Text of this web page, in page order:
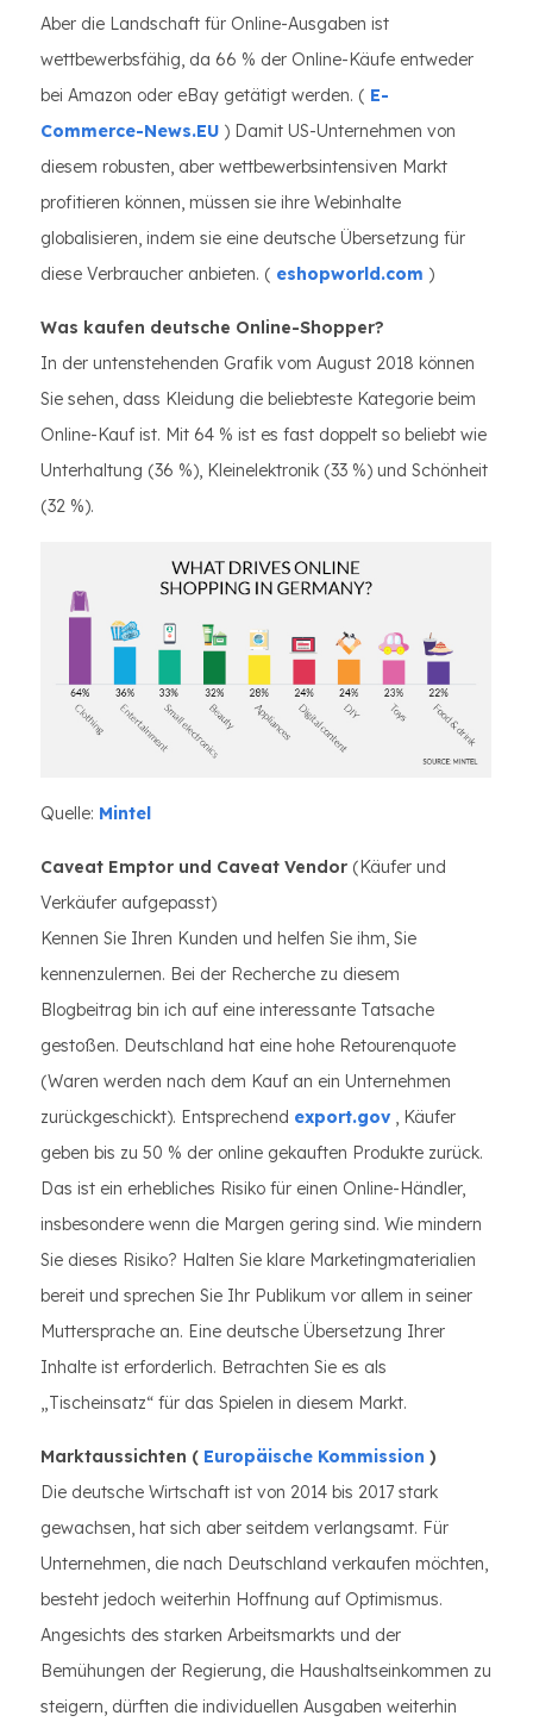
Aber die Landschaft für Online-Ausgaben ist
wettbewerbsfähig, da 66 % der Online-Käufe entweder
bei Amazon oder eBay getätigt werden. ( E-
Commerce-News.EU ) Damit US-Unternehmen von
diesem robusten, aber wettbewerbsintensiven Markt
profitieren können, müssen sie ihre Webinhalte
globalisieren, indem sie eine deutsche Übersetzung für
diese Verbraucher anbieten. ( eshopworld.com )
Was kaufen deutsche Online-Shopper?
In der untenstehenden Grafik vom August 2018 können
Sie sehen, dass Kleidung die beliebteste Kategorie beim
Online-Kauf ist. Mit 64 % ist es fast doppelt so beliebt wie
Unterhaltung (36 %), Kleinelektronik (33 %) und Schönheit
(32 %).
Quelle: Mintel
Caveat Emptor und Caveat Vendor (Käufer und
Verkäufer aufgepasst)
Kennen Sie Ihren Kunden und helfen Sie ihm, Sie
kennenzulernen. Bei der Recherche zu diesem
Blogbeitrag bin ich auf eine interessante Tatsache
gestoßen. Deutschland hat eine hohe Retourenquote
(Waren werden nach dem Kauf an ein Unternehmen
zurückgeschickt). Entsprechend export.gov , Käufer
geben bis zu 50 % der online gekauften Produkte zurück.
Das ist ein erhebliches Risiko für einen Online-Händler,
insbesondere wenn die Margen gering sind. Wie mindern
Sie dieses Risiko? Halten Sie klare Marketingmaterialien
bereit und sprechen Sie Ihr Publikum vor allem in seiner
Muttersprache an. Eine deutsche Übersetzung Ihrer
Inhalte ist erforderlich. Betrachten Sie es als
„Tischeinsatz“ für das Spielen in diesem Markt.
Marktaussichten ( Europäische Kommission )
Die deutsche Wirtschaft ist von 2014 bis 2017 stark
gewachsen, hat sich aber seitdem verlangsamt. Für
Unternehmen, die nach Deutschland verkaufen möchten,
besteht jedoch weiterhin Hoffnung auf Optimismus.
Angesichts des starken Arbeitsmarkts und der
Bemühungen der Regierung, die Haushaltseinkommen zu
steigern, dürften die individuellen Ausgaben weiterhin